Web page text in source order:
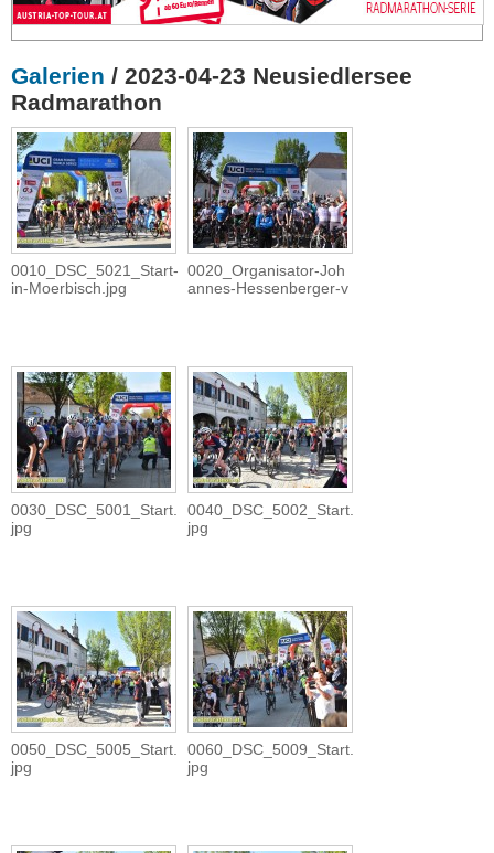
Galerien / 2023-04-23 Neusiedlersee
Radmarathon
0010_DSC_5021_Start-
in-Moerbisch.jpg
0020_Organisator-Joh
annes-Hessenberger-v
0030_DSC_5001_Start.
jpg
0040_DSC_5002_Start.
jpg
0050_DSC_5005_Start.
jpg
0060_DSC_5009_Start.
jpg